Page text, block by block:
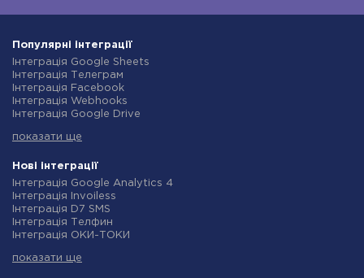
Популярні інтеграції
Інтеграція Google Sheets
Інтеграція Телеграм
Інтеграція Facebook
Інтеграція Webhooks
Інтеграція Google Drive
Інтеграція Gmail
Інтеграція Rozetka
Інтеграція OpenAI (ChatGPT)
Інтеграція Binotel
Інтеграція Prom
Інтеграція Приват24
Інтеграція OLX
Інтеграція SendPulse
показати ще
Нові інтеграції
Інтеграція Google Analytics 4
Інтеграція Invoiless
Інтеграція D7 SMS
Інтеграція Телфин
Інтеграція ОКИ-ТОКИ
Інтеграція Microsoft Dynamics 365
показати ще